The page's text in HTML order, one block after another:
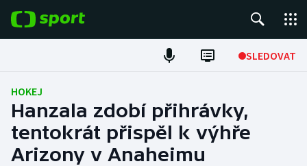
SLEDOVAT
Fotbal
Hokej
Tenis
HOKEJ
Hanzala zdobí přihrávky,
tentokrát přispěl k výhře
Arizony v Anaheimu